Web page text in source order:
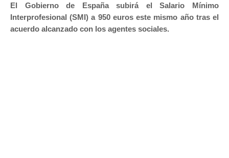
El Gobierno de España subirá el Salario Mínimo
Interprofesional (SMI) a 950 euros este mismo año tras el
acuerdo alcanzado con los agentes sociales.